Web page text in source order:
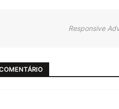
Responsive